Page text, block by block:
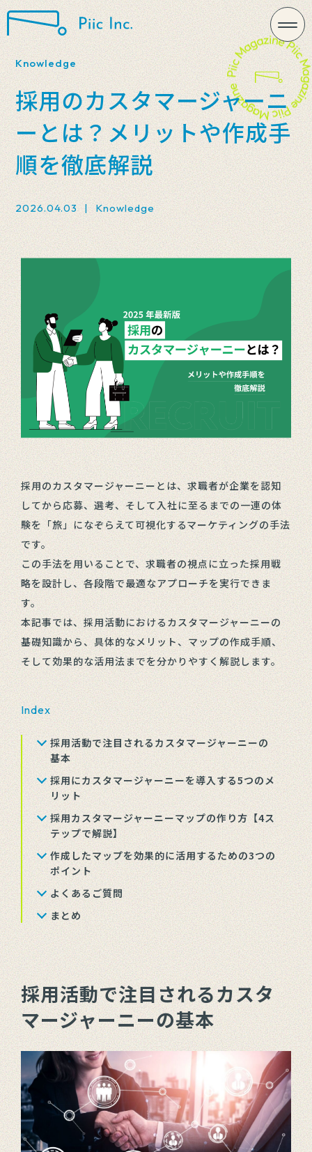
Knowledge
採用のカスタマージャーニ
ーとは？メリットや作成手
順を徹底解説
2026.04.03 | Knowledge
採用のカスタマージャーニーとは、求職者が企業を認知
してから応募、選考、そして入社に至るまでの一連の体
験を「旅」になぞらえて可視化するマーケティングの手法
です。
この手法を用いることで、求職者の視点に立った採用戦
略を設計し、各段階で最適なアプローチを実行できま
す。
本記事では、採用活動におけるカスタマージャーニーの
基礎知識から、具体的なメリット、マップの作成手順、
そして効果的な活用法までを分かりやすく解説します。
Index
採用活動で注目されるカスタマージャーニーの
基本
採用にカスタマージャーニーを導入する5つのメ
リット
採用カスタマージャーニーマップの作り方【4ス
テップで解説】
作成したマップを効果的に活用するための3つの
ポイント
よくあるご質問
まとめ
採用活動で注目されるカスタ
マージャーニーの基本